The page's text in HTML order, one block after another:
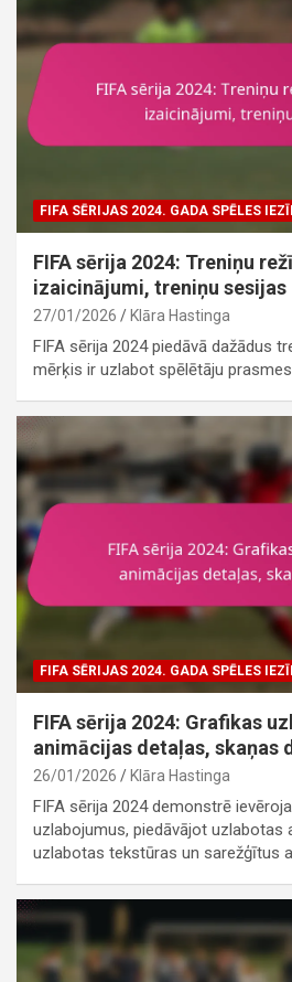
FIFA SĒRIJAS 2024. GADA SPĒLES
FIFA sērija 2024: Treniņu
izaicinājumi, treniņu sesijas
27/01/2026 Klāra Hastinga
FIFA sērija 2024 piedāvā dažādus
mērķis ir uzlabot spēlētāju
FIFA SĒRIJAS 2024. GADA SPĒLES
FIFA sērija 2024: Grafikas
animācijas detaļas, skaņas
26/01/2026 Klāra Hastinga
FIFA sērija 2024 demonstrē
uzlabojumus, piedāvājot uzlabotas
uzlabotas tekstūras un sarežģītus